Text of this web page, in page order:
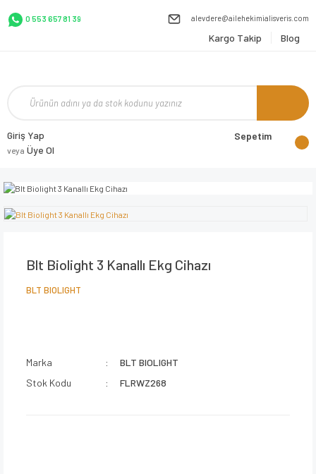
0 553 657 81 39 alevdere@ailehekimialisveris.com
Kargo Takip Blog
Giriş Yap
veya Üye Ol
Sepetim
Blt Biolight 3 Kanallı Ekg Cihazı
BLT BIOLIGHT
Marka
BLT BIOLIGHT
Stok Kodu
FLRWZ268